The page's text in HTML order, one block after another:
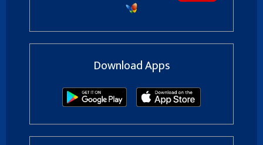
Download Apps